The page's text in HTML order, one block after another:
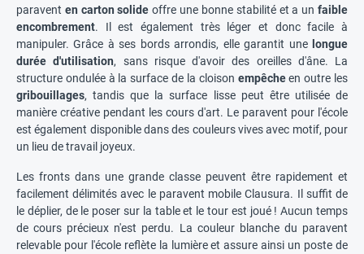
paravent en carton solide offre une bonne stabilité et a unfaible
encombrement. Il est également très léger et donc facile à
manipuler. Grâce à ses bords arrondis, elle garantit unelongue
durée d'utilisation, sans risque d'avoir des oreilles d'âne. La
structure ondulée à la surface de la cloison empêcheen outre les
gribouillages, tandis que la surface lisse peut être utilisée de
manière créative pendant les cours d'art. Le paravent pour l'école
est également disponible dans des couleurs vives avec motif, pour
un lieu de travail joyeux.
Les fronts dans une grande classe peuvent être rapidement et
facilement délimités avec le paravent mobile Clausura. Il suffit de
le déplier, de le poser sur la table et le tour est joué ! Aucun temps
de cours précieux n'est perdu. La couleur blanche du paravent
relevable pour l'école reflète la lumière et assure ainsi un poste de